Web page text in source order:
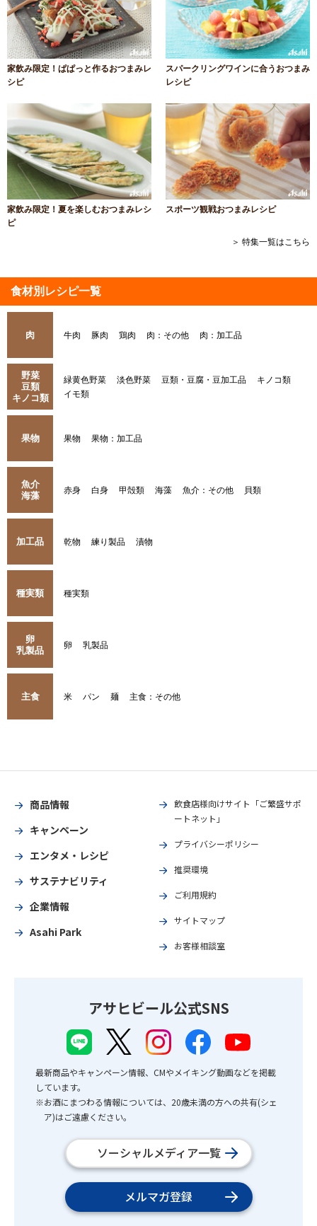
家飲み限定！ぱぱっと作るおつまみレ
シピ
スパークリングワインに合うおつまみ
レシピ
家飲み限定！夏を楽しむおつまみレシ
ピ
スポーツ観戦おつまみレシピ
＞ 特集一覧はこちら
食材別レシピ一覧
肉 牛肉 豚肉 鶏肉 肉：その他 肉：加工品
野菜
豆類
キノコ類
緑黄色野菜 淡色野菜 豆類・豆腐・豆加工品
キノコ類
イモ類
果物 果物 果物：加工品
魚介
海藻
赤身 白身 甲殻類 海藻 魚介：その他 貝類
加工品 乾物 練り製品 漬物
種実類 種実類
卵
乳製品
卵 乳製品
主食 米 パン 麺 主食：その他
商品情報
キャンペーン
エンタメ・レシピ
サステナビリティ
企業情報
Asahi Park
飲食店様向けサイト「ご繁盛サポ
ートネット」
プライバシーポリシー
推奨環境
ご利用規約
サイトマップ
お客様相談室
アサヒビール公式SNS
最新商品やキャンペーン情報、CMやメイキング動画などを掲載
しています。
※お酒にまつわる情報については、20歳未満の方への共有(シェ
ア)はご遠慮ください。
ソーシャルメディア一覧
メルマガ登録